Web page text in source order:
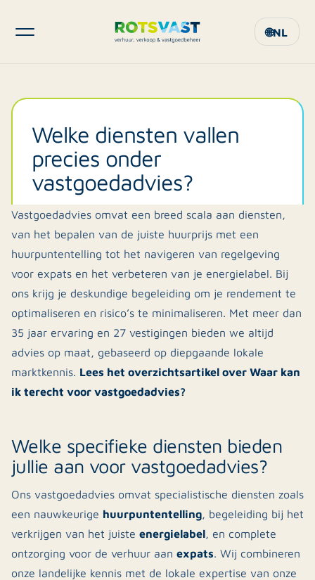
🌐NL
Welke diensten vallen
precies onder
vastgoedadvies?
Vastgoedadvies omvat een breed scala aan diensten,
van het bepalen van de juiste huurprijs met een
huurpuntentelling tot het navigeren van regelgeving
voor expats en het verbeteren van je energielabel. Bij
ons krijg je deskundige begeleiding om je rendement te
optimaliseren en risico’s te minimaliseren. Met meer dan
35 jaar ervaring en 27 vestigingen bieden we altijd
advies op maat, gebaseerd op diepgaande lokale
marktkennis. Lees het overzichtsartikel over Waar kan
ik terecht voor vastgoedadvies?
Welke specifieke diensten bieden
jullie aan voor vastgoedadvies?
Ons vastgoedadvies omvat specialistische diensten zoals
een nauwkeurige huurpuntentelling, begeleiding bij het
verkrijgen van het juiste energielabel, en complete
ontzorging voor de verhuur aan expats. Wij combineren
onze landelijke kennis met de lokale expertise van onze